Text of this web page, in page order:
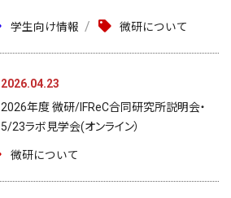
学生向け情報 微研について
2026.04.23
2026年度 微研/IFReC合同研究所説明会・
5/23ラボ見学会(オンライン）
微研について